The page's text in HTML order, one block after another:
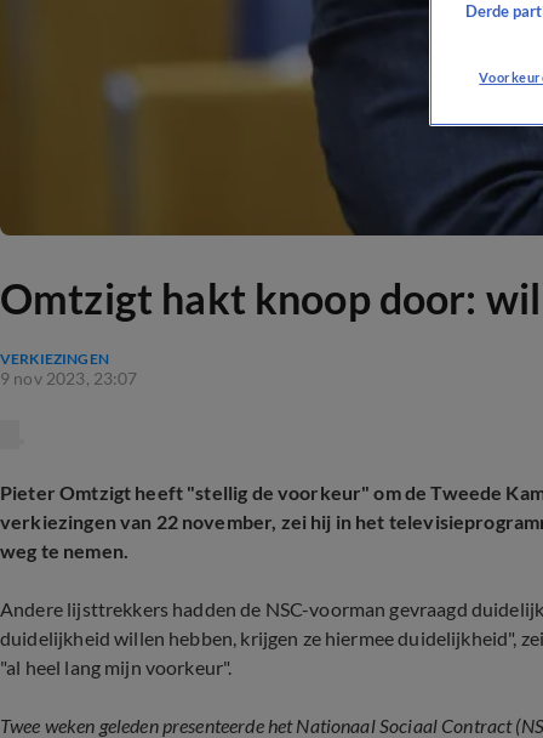
Omtzigt hakt knoop door:
VERKIEZINGEN
9 nov 2023, 23:07
Pieter Omtzigt heeft "stellig de voorkeur" om de Tweede
verkiezingen van 22 november, zei hij in het
weg te nemen.
Andere lijsttrekkers hadden de NSC-voorman gevraagd
duidelijkheid willen hebben, krijgen ze hiermee duidelijkheid",
"al heel lang mijn voorkeur".
Twee weken geleden presenteerde het Nationaal Sociaal Contract
Derde